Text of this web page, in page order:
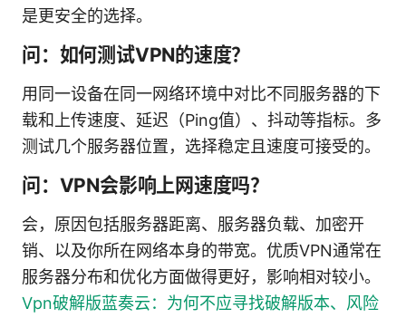
是更安全的选择。
问：如何测试VPN的速度？
用同一设备在同一网络环境中对比不同服务器的下
载和上传速度、延迟（Ping值）、抖动等指标。多
测试几个服务器位置，选择稳定且速度可接受的。
问：VPN会影响上网速度吗？
会，原因包括服务器距离、服务器负载、加密开
销、以及你所在网络本身的带宽。优质VPN通常在
服务器分布和优化方面做得更好，影响相对较小。
Vpn破解版蓝奏云：为何不应寻找破解版本、风险